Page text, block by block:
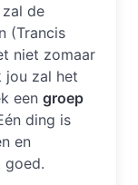
de
(Trancis
niet zomaar
jou zal het
een groep
ding is
en
goed.